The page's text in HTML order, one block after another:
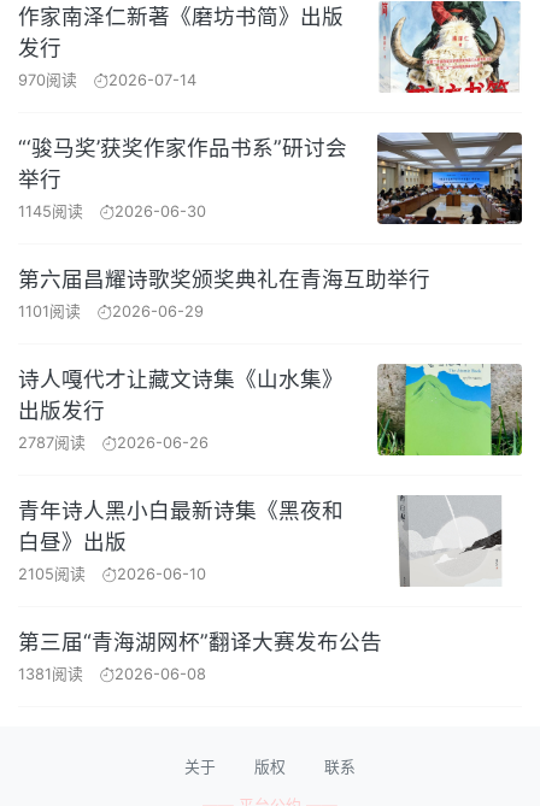
作家南泽仁新著《磨坊书简》出版
发行
970阅读 2026-07-14
“‘骏马奖’获奖作家作品书系”研讨会
举行
1145阅读 2026-06-30
第六届昌耀诗歌奖颁奖典礼在青海互助举行
1101阅读 2026-06-29
诗人嘎代才让藏文诗集《山水集》
出版发行
2787阅读 2026-06-26
青年诗人黑小白最新诗集《黑夜和
白昼》出版
2105阅读 2026-06-10
第三届“青海湖网杯”翻译大赛发布公告
1381阅读 2026-06-08
关于 版权 联系